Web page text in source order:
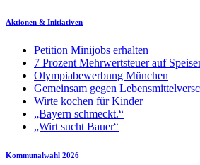
Aktionen & Initiativen
Petition Minijobs erhalten
7 Prozent Mehrwertsteuer auf
Olympiabewerbung München
Gemeinsam gegen
Wirte kochen für Kinder
„Bayern schmeckt.“
„Wirt sucht Bauer“
Kommunalwahl 2026